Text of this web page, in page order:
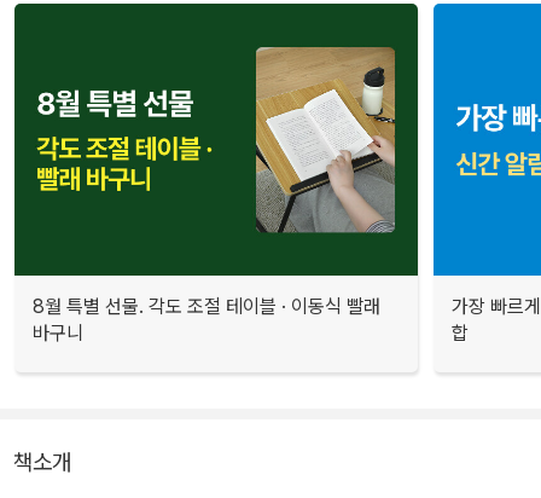
8월 특별 선물. 각도 조절 테이블 · 이동식 빨래
바구니
가장 빠르
합
책소개